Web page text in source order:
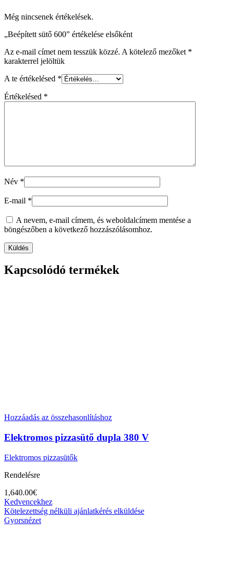
Még nincsenek értékelések.
„Beépített sütő 600” értékelése elsőként
Az e-mail címet nem tesszük közzé. A kötelező mezőket *
karakterrel jelöltük
A te értékelésed *
Értékelésed *
Név *
E-mail *
A nevem, e-mail címem, és weboldalcímem mentése a
böngészőben a következő hozzászólásomhoz.
Kapcsolódó termékek
Hozzáadás az összehasonlításhoz
Elektromos pizzasütő dupla 380 V
Elektromos pizzasütők
Rendelésre
1,640.00€
Kedvencekhez
Kötelezettség nélküli ajánlatkérés elküldése
Gyorsnézet